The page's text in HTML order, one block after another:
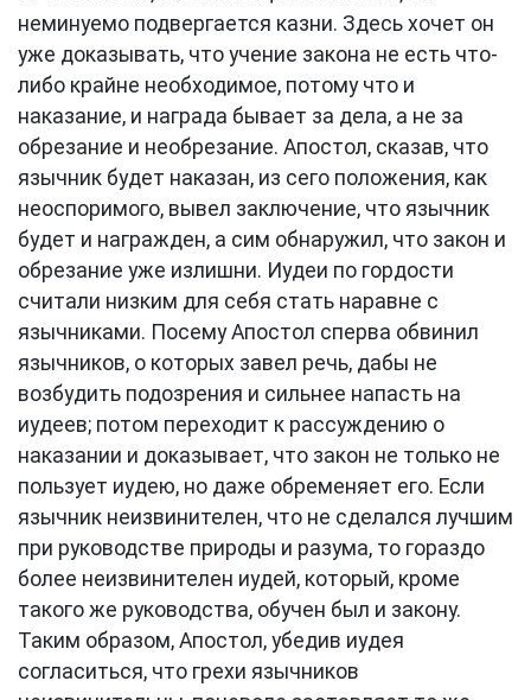
неминуемо подвергается казни. Здесь хочет он
уже доказывать, что учение закона не есть что-
либо крайне необходимое, потому что и
наказание, и награда бывает за дела, а не за
обрезание и необрезание. Апостол, сказав, что
язычник будет наказан, из сего положения, как
неоспоримого, вывел заключение, что язычник
будет и награжден, а сим обнаружил, что закон и
обрезание уже излишни. Иудеи по гордости
считали низким для себя стать наравне с
язычниками. Посему Апостол сперва обвинил
язычников, о которых завел речь, дабы не
возбудить подозрения и сильнее напасть на
иудеев; потом переходит к рассуждению о
наказании и доказывает, что закон не только не
пользует иудею, но даже обременяет его. Если
язычник неизвинителен, что не сделался лучшим
при руководстве природы и разума, то гораздо
более неизвинителен иудей, который, кроме
такого же руководства, обучен был и закону.
Таким образом, Апостол, убедив иудея
согласиться, что грехи язычников